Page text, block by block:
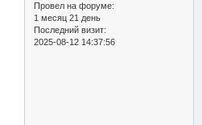
Провел на форуме:
1 месяц 21 день
Последний визит:
2025-08-12 14:37:56